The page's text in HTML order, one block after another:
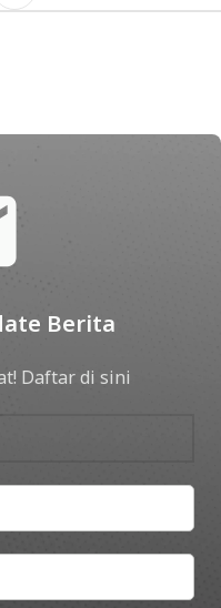
Berita
Daftar di sini